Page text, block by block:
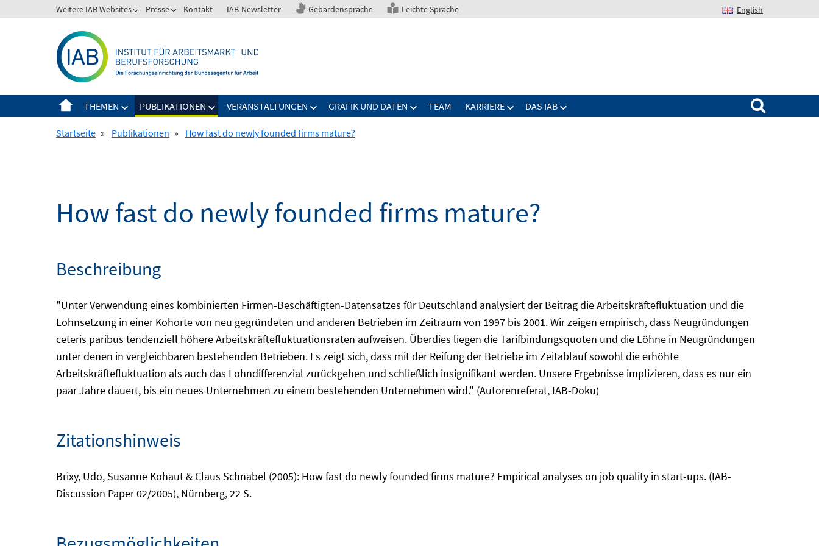
zum
Weitere IAB Websites Presse Kontakt IAB-Newsletter Gebärdensprache Leichte Sprache English
THEMEN PUBLIKATIONEN VERANSTALTUNGEN GRAFIK UND DATEN TEAM KARRIERE DAS IAB
Suchen nach:
Startseite » Publikationen » How fast do newly founded firms mature?
How fast do newly founded firms mature?
Beschreibung
"Unter Verwendung eines kombinierten Firmen-Beschäftigten-Datensatzes für Deutschland analysiert der Beitrag die Arbeitskräftefluktuation und die
Lohnsetzung in einer Kohorte von neu gegründeten und anderen Betrieben im Zeitraum von 1997 bis 2001. Wir zeigen empirisch, dass Neugründungen
ceteris paribus tendenziell höhere Arbeitskräftefluktuationsraten aufweisen. Überdies liegen die Tarifbindungsquoten und die Löhne in Neugründungen
unter denen in vergleichbaren bestehenden Betrieben. Es zeigt sich, dass mit der Reifung der Betriebe im Zeitablauf sowohl die erhöhte
Arbeitskräftefluktuation als auch das Lohndifferenzial zurückgehen und schließlich insignifikant werden. Unsere Ergebnisse implizieren, dass es nur ein
paar Jahre dauert, bis ein neues Unternehmen zu einem bestehenden Unternehmen wird." (Autorenreferat, IAB-Doku)
Zitationshinweis
Brixy, Udo, Susanne Kohaut & Claus Schnabel (2005): How fast do newly founded firms mature? Empirical analyses on job quality in start-ups. (IAB-
Discussion Paper 02/2005), Nürnberg, 22 S.